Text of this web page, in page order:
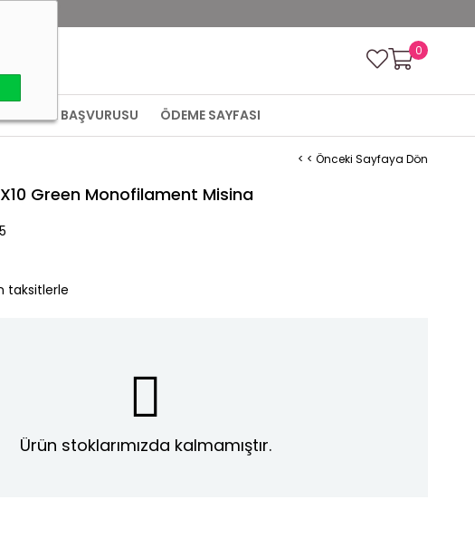
0
BAYİLİK BAŞVURUSU ÖDEME SAYFASI
< < Önceki Sayfaya Dön
Green Monofilament Misina
taksitlerle
Ürün stoklarımızda kalmamıştır.